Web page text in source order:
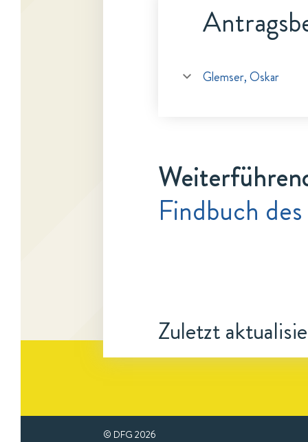
Glemser, Oskar
Findbuch
Zuletzt
© DFG 2026